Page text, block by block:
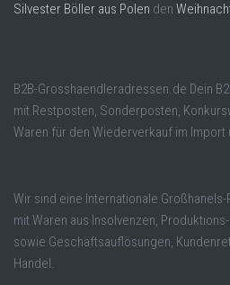
Silvester Böller aus Polen den
B2B-Grosshaendleradressen.de Dein
mit Restposten, Sonderposten,
Waren für den Wiederverkauf im Import
Wir sind eine Internationale
mit Waren aus Insolvenzen,
sowie Geschäftsauflösungen,
Handel.